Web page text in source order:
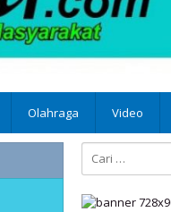
Olahraga Video
Cari
untuk: